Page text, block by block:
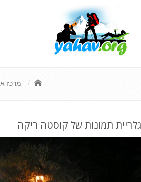
מרכז
גלריית תמונות של קוסטה ריקה